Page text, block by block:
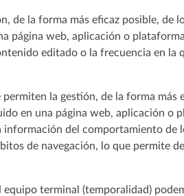
de la forma más eficaz posible, de
página web, aplicación o
editado o la frecuencia en la
la gestión, de la forma más
en una página web, aplicación o
información del comportamiento de
de navegación, lo que permite
equipo terminal (temporalidad)